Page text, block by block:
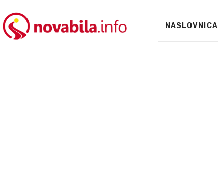
NASLOVNICA